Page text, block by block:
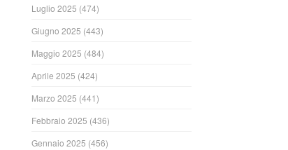
Luglio 2025 (474)
Giugno 2025 (443)
Maggio 2025 (484)
Aprile 2025 (424)
Marzo 2025 (441)
Febbraio 2025 (436)
Gennaio 2025 (456)